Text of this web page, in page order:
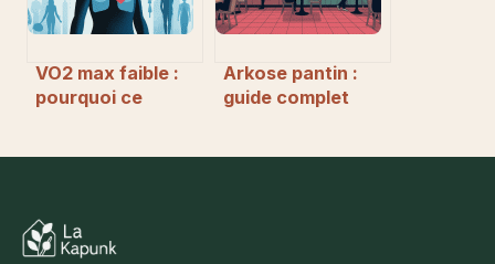
VO2 max faible :
pourquoi ce
Arkose pantin :
guide complet